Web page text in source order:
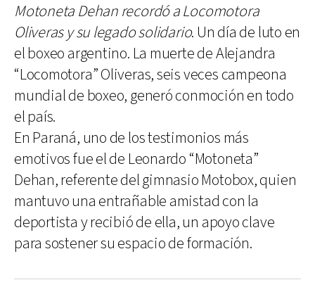
Motoneta Dehan recordó a Locomotora
Oliveras y su legado solidario. Un día de luto en
el boxeo argentino. La muerte de Alejandra
“Locomotora” Oliveras, seis veces campeona
mundial de boxeo, generó conmoción en todo
el país.
En Paraná, uno de los testimonios más
emotivos fue el de Leonardo “Motoneta”
Dehan, referente del gimnasio Motobox, quien
mantuvo una entrañable amistad con la
deportista y recibió de ella, un apoyo clave
para sostener su espacio de formación.